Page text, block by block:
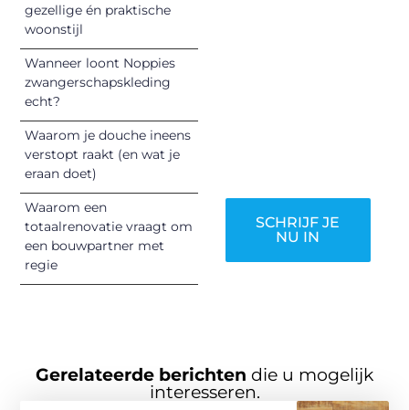
gezellige én praktische
woonstijl
Wanneer loont Noppies
zwangerschapskleding
echt?
Waarom je douche ineens
verstopt raakt (en wat je
eraan doet)
Waarom een
totaalrenovatie vraagt om
een bouwpartner met
regie
SCHRIJF JE
NU IN
Gerelateerde berichten die u mogelijk
interesseren.